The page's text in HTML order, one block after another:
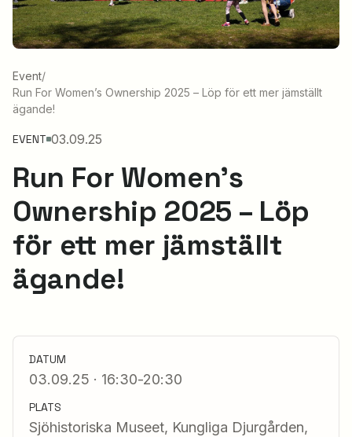
SV/ENREGISTER LOGIN
Event/
Run For Women’s Ownership 2025 – Löp för ett mer jämställt
ägande!
EVENT 03.09.25
Run For Women’s
Ownership 2025 – Löp
för ett mer jämställt
ägande!
DATUM
03.09.25 · 16:30-20:30
PLATS
Sjöhistoriska Museet, Kungliga Djurgården,